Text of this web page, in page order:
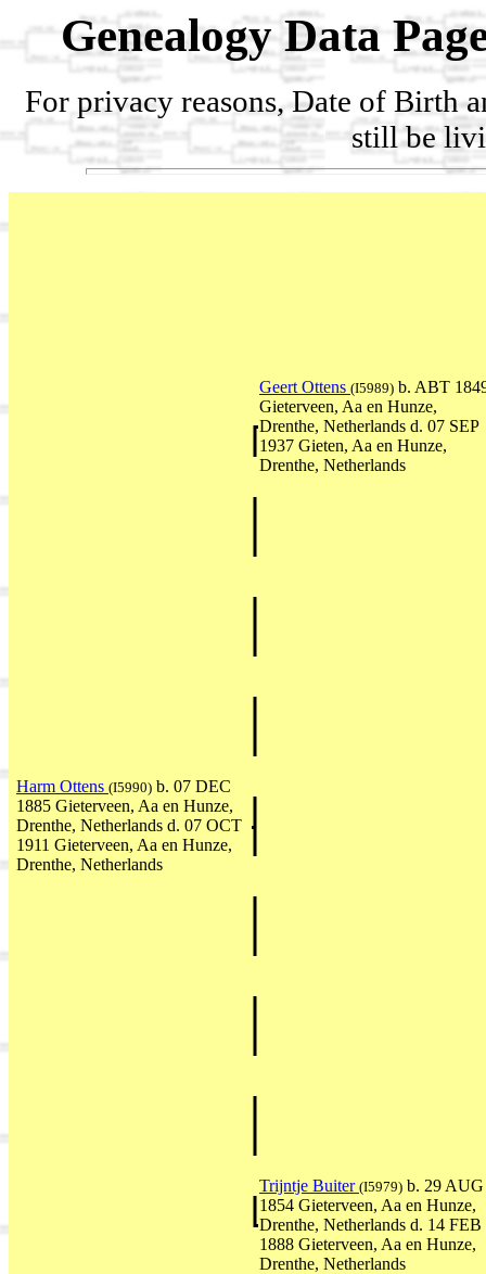
Genealogy Data
For privacy reasons, Date of Birth
still be
Geert Ottens (I5989) b. ABT
Gieterveen, Aa en Hunze,
Drenthe, Netherlands d. 07 SEP
1937 Gieten, Aa en Hunze,
Drenthe, Netherlands
Harm Ottens (I5990) b. 07 DEC
1885 Gieterveen, Aa en Hunze,
Drenthe, Netherlands d. 07 OCT
1911 Gieterveen, Aa en Hunze,
Drenthe, Netherlands
Trijntje Buiter (I5979) b. 29 AUG
1854 Gieterveen, Aa en Hunze,
Drenthe, Netherlands d. 14 FEB
1888 Gieterveen, Aa en Hunze,
Drenthe, Netherlands